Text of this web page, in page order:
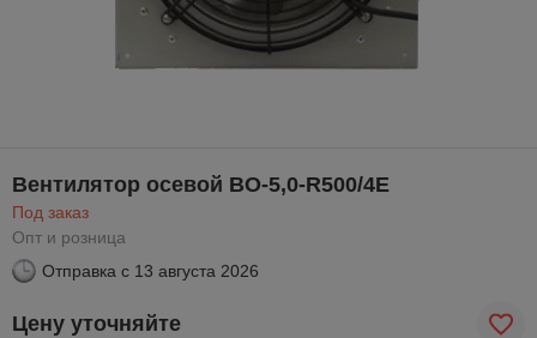
Вентилятор осевой ВО-5,0-R500/4E
Под заказ
Опт и розница
Отправка с 13 августа 2026
Цену уточняйте